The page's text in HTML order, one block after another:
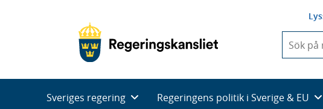
du
skriva
Sveriges regering Regeringens politik i Sverige & EU